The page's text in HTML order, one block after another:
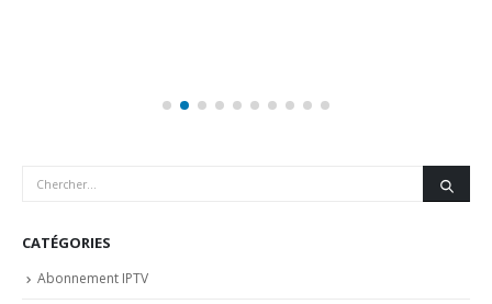
CATÉGORIES
Abonnement IPTV